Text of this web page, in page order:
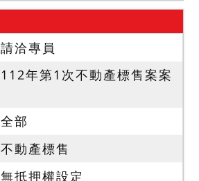
請洽專員
112年第1次不動產標售案案
全部
不動產標售
無抵押權設定